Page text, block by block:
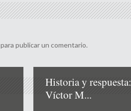
para publicar un comentario.
Historia y respuesta:
Víctor M...